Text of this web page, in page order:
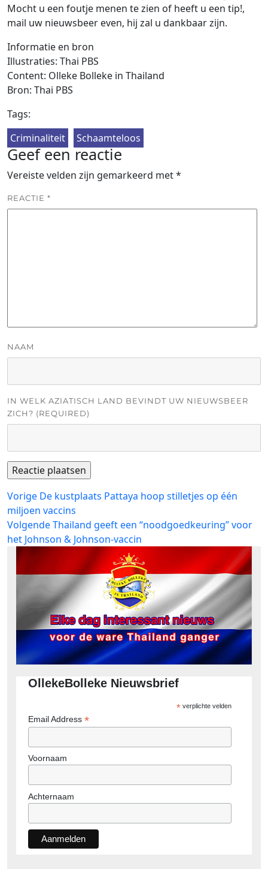
Mocht u een foutje menen te zien of heeft u een tip!,
mail uw nieuwsbeer even, hij zal u dankbaar zijn.
Informatie en bron
Illustraties: Thai PBS
Content: Olleke Bolleke in Thailand
Bron: Thai PBS
Tags:
Criminaliteit
Schaamteloos
Geef een reactie
Vereiste velden zijn gemarkeerd met*
REACTIE *
NAAM
IN WELK AZIATISCH LAND BEVINDT UW NIEUWSBEER
ZICH? (REQUIRED)
Bericht
navigatie
Vorige Vorig
bericht:
De kustplaats Pattaya hoop stilletjes op één
miljoen vaccins
VolgendeVolgend
bericht:
Thailand geeft een “noodgoedkeuring” voor
het Johnson & Johnson-vaccin
OllekeBolleke Nieuwsbrief
*verplichte velden
Email Address *
Voornaam
Achternaam